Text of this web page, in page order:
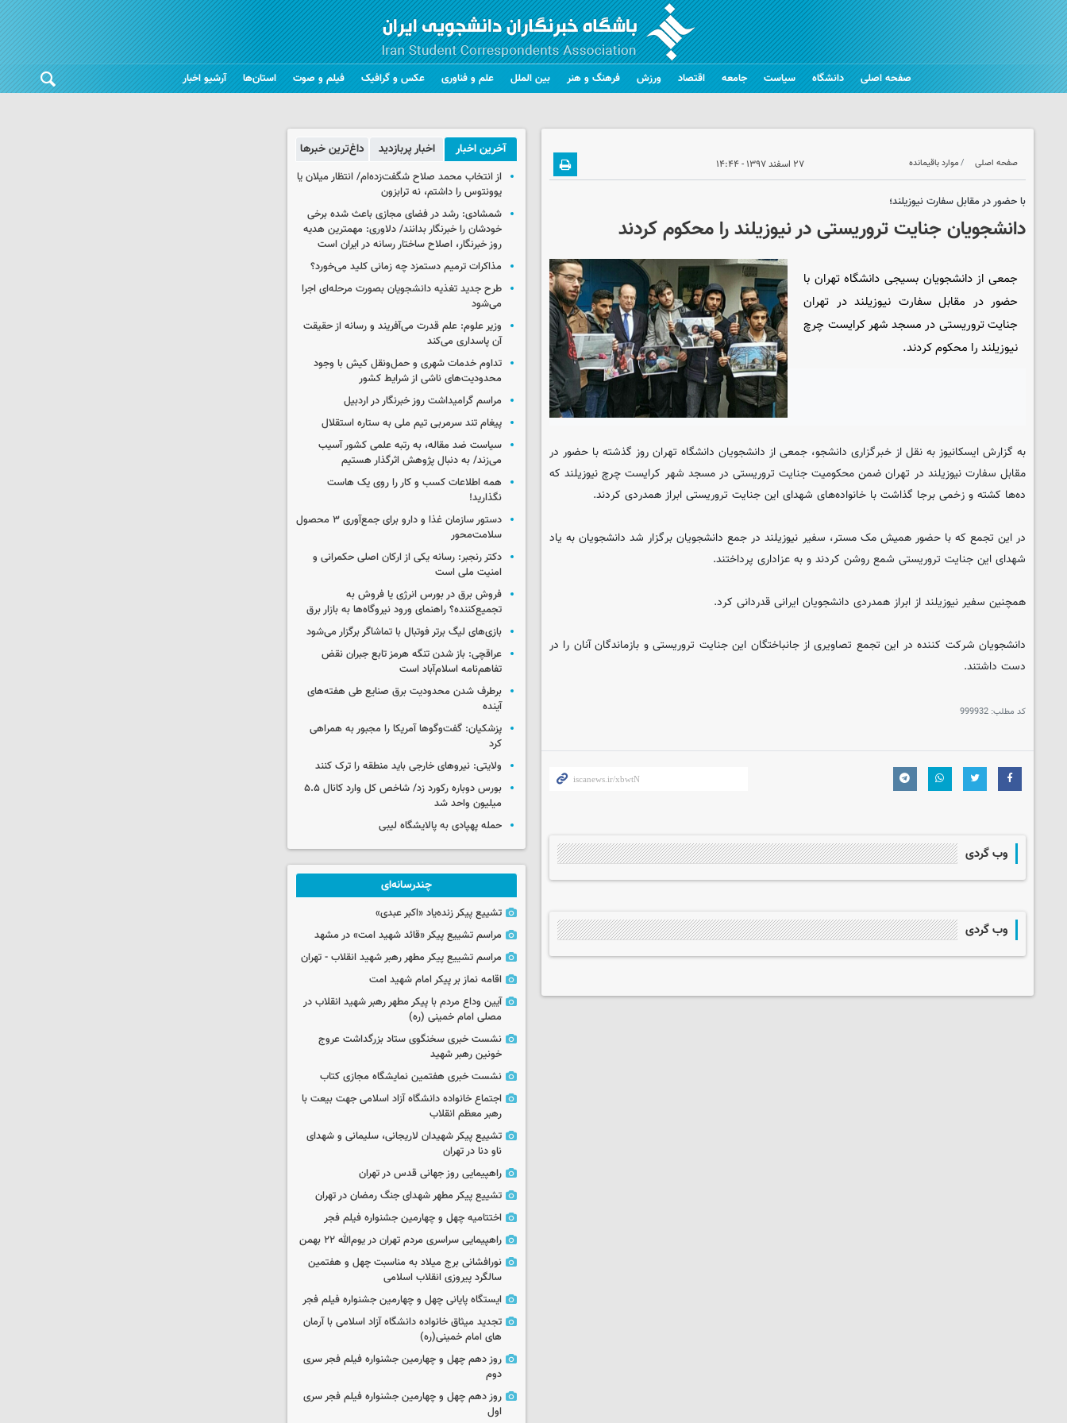
صفحه اصلی دانشگاه سیاست جامعه اقتصاد ورزش فرهنگ و هنر بین الملل علم و فناوری عکس و گرافیک فیلم و صوت استان‌ها آرشیو اخبار
صفحه اصلی موارد باقیمانده ۲۷ اسفند ۱۳۹۷ - ۱۴:۴۴
با حضور در مقابل سفارت نیوزیلند؛
دانشجویان جنایت تروریستی در نیوزیلند را محکوم کردند
جمعی از دانشجویان بسیجی دانشگاه تهران با
حضور در مقابل سفارت نیوزیلند در تهران
جنایت تروریستی در مسجد شهر کرایست چرچ
نیوزیلند را محکوم کردند.
به گزارش ایسکانیوز به نقل از خبرگزاری دانشجو، جمعی از دانشجویان دانشگاه تهران روز گذشته با حضور در
مقابل سفارت نیوزیلند در تهران ضمن محکومیت جنایت تروریستی در مسجد شهر کرایست چرچ نیوزیلند که
ده‌ها کشته و زخمی برجا گذاشت با خانواده‌های شهدای این جنایت تروریستی ابراز همدردی کردند.
در این تجمع که با حضور همیش مک مستر، سفیر نیوزیلند در جمع دانشجویان برگزار شد دانشجویان به یاد
شهدای این جنایت تروریستی شمع روشن کردند و به عزاداری پرداختند.
همچنین سفیر نیوزیلند از ابراز همدردی دانشجویان ایرانی قدردانی کرد.
دانشجویان شرکت کننده در این تجمع تصاویری از جانباختگان این جنایت تروریستی و بازماندگان آنان را در
دست داشتند.
کد مطلب: 999932
وب گردی
وب گردی
آخرین اخبار اخبار پربازدید داغ‌ترین خبرها
از انتخاب محمد صلاح شگفت‌زده‌ام/ انتظار میلان یا
یوونتوس را داشتم، نه ترابزون
شمشادی: رشد در فضای مجازی باعث شده برخی
خودشان را خبرنگار بدانند/ دلاوری: مهمترین هدیه‌
روز خبرنگار، اصلاح ساختار رسانه در ایران است
مذاکرات ترمیم دستمزد چه زمانی کلید می‌خورد؟
طرح جدید تغذیه دانشجویان بصورت مرحله‌ای اجرا
می‌شود
وزیر علوم: علم قدرت می‌آفریند و رسانه از حقیقت
آن پاسداری می‌کند
تداوم خدمات شهری و حمل‌ونقل کیش با وجود
محدودیت‌های ناشی از شرایط کشور
مراسم گرامیداشت روز خبرنگار در اردبیل
پیغام تند سرمربی تیم ملی به ستاره استقلال
سیاست ضد مقاله، به رتبه علمی کشور آسیب
می‌زند/ به دنبال پژوهش اثرگذار هستیم
همه اطلاعات کسب‌ و کار را روی یک هاست
نگذارید!
دستور سازمان غذا و دارو برای جمع‌آوری ۳ محصول
سلامت‌محور
دکتر رنجبر: رسانه یکی از ارکان اصلی حکمرانی و
امنیت ملی است
فروش برق در بورس انرژی یا فروش به
تجمیع‌کننده؟ راهنمای ورود نیروگاه‌ها به بازار برق
بازی‌های لیگ برتر فوتبال با تماشاگر برگزار می‌شود
عراقچی: باز شدن تنگه هرمز تابع جبران نقض
تفاهم‌نامه اسلام‌آباد است
برطرف شدن محدودیت‌ برق صنایع طی هفته‌های
آینده
پزشکیان: گفت‌وگوها آمریکا را مجبور به همراهی
کرد
ولایتی: نیروهای خارجی باید منطقه را ترک کنند
بورس دوباره رکورد زد/ شاخص کل وارد کانال ۵.۵
میلیون واحد شد
حمله پهپادی به پالایشگاه لیبی
چندرسانه‌ای
تشییع پیکر زنده‌یاد «اکبر عبدی»
مراسم تشییع پیکر «قائد شهید امت» در مشهد
مراسم تشییع پیکر مطهر رهبر شهید انقلاب - تهران
اقامه نماز بر پیکر امام شهید امت
آیین وداع مردم با پیکر مطهر رهبر شهید انقلاب در
مصلی امام خمینی (ره)
نشست خبری سخنگوی ستاد بزرگداشت عروج
خونین رهبر شهید
نشست خبری هفتمین نمایشگاه مجازی کتاب
اجتماع خانواده دانشگاه آزاد اسلامی جهت بیعت با
رهبر معظم انقلاب
تشییع پیکر شهیدان لاریجانی، سلیمانی و شهدای
ناو دنا در تهران
راهپیمایی روز جهانی قدس در تهران
تشییع پیکر مطهر شهدای جنگ رمضان در تهران
اختتامیه چهل و چهارمین جشنواره فیلم فجر
راهپیمایی سراسری مردم تهران در یوم‌الله ۲۲ بهمن
نورافشانی برج میلاد به مناسبت چهل‌ و هفتمین
سالگرد پیروزی انقلاب اسلامی
ایستگاه پایانی چهل و چهارمین جشنواره فیلم فجر
تجدید میثاق خانواده دانشگاه آزاد اسلامی با آرمان
های امام خمینی(ره)
روز دهم چهل و چهارمین جشنواره فیلم فجر سری
دوم
روز دهم چهل و چهارمین جشنواره فیلم فجر سری
اول